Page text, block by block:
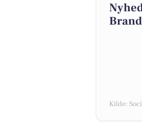
Kilde: